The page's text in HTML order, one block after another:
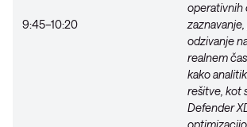
9:45–10:20
operativnih
odzivanje
realnem
kako
rešitve, kot
Defender